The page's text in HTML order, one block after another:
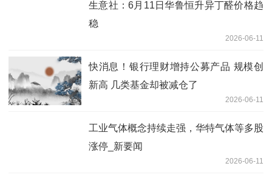
生意社：6月11日华鲁恒升异丁醛价格趋
稳
2026-06-11
快消息！银行理财增持公募产品 规模创
新高 几类基金却被减仓了
2026-06-11
工业气体概念持续走强，华特气体等多股
涨停_新要闻
2026-06-11